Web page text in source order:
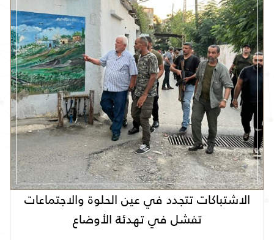
الاشتباكات تتجدد في عين الحلوة والاجتماعات
تفشل في تهدئة الأوضاع